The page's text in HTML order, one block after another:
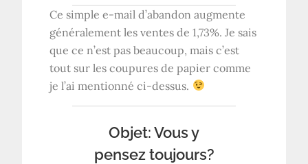
Ce simple e-mail d’abandon augmente
généralement les ventes de 1,73%. Je sais
que ce n’est pas beaucoup, mais c’est
tout sur les coupures de papier comme
je l’ai mentionné ci-dessus.
Objet: Vous y
pensez toujours?